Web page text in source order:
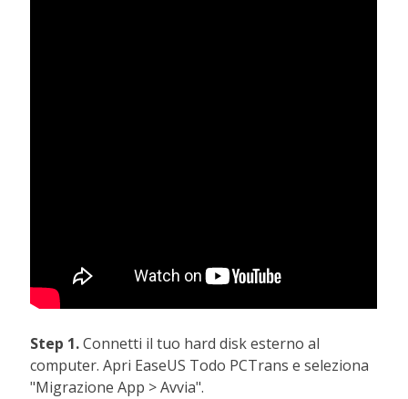
Step 1.Connetti il tuo hard disk esterno al
computer. Apri EaseUS Todo PCTrans e seleziona
"Migrazione App > Avvia".